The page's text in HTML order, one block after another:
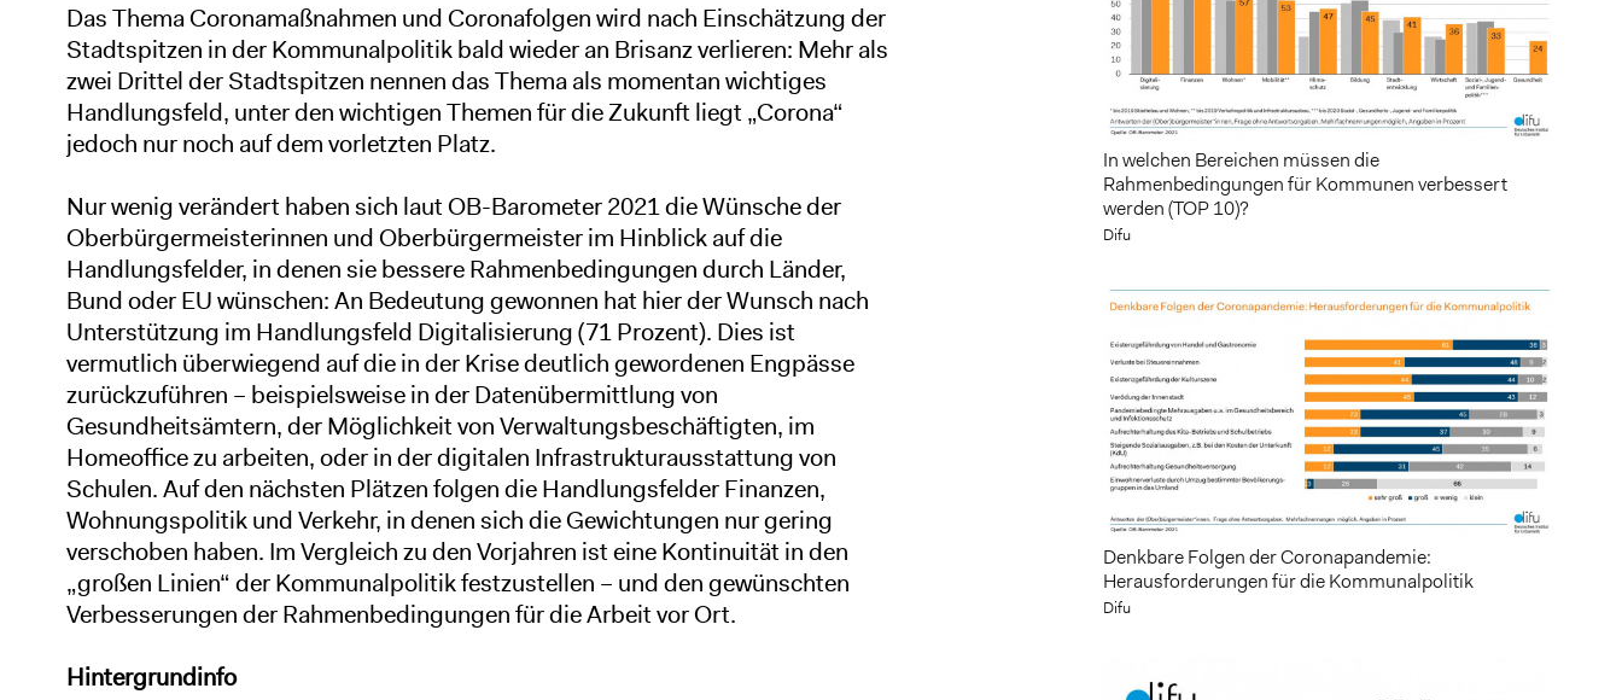
Das Thema Coronamaßnahmen und Coronafolgen wird nach Einschätzung der
Stadtspitzen in der Kommunalpolitik bald wieder an Brisanz verlieren: Mehr als
zwei Drittel der Stadtspitzen nennen das Thema als momentan wichtiges
Handlungsfeld, unter den wichtigen Themen für die Zukunft liegt „Corona“
jedoch nur noch auf dem vorletzten Platz.
Nur wenig verändert haben sich laut OB-Barometer 2021 die Wünsche der
Oberbürgermeisterinnen und Oberbürgermeister im Hinblick auf die
Handlungsfelder, in denen sie bessere Rahmenbedingungen durch Länder,
Bund oder EU wünschen: An Bedeutung gewonnen hat hier der Wunsch nach
Unterstützung im Handlungsfeld Digitalisierung (71 Prozent). Dies ist
vermutlich überwiegend auf die in der Krise deutlich gewordenen Engpässe
zurückzuführen – beispielsweise in der Datenübermittlung von
Gesundheitsämtern, der Möglichkeit von Verwaltungsbeschäftigten, im
Homeoffice zu arbeiten, oder in der digitalen Infrastrukturausstattung von
Schulen. Auf den nächsten Plätzen folgen die Handlungsfelder Finanzen,
Wohnungspolitik und Verkehr, in denen sich die Gewichtungen nur gering
verschoben haben. Im Vergleich zu den Vorjahren ist eine Kontinuität in den
„großen Linien“ der Kommunalpolitik festzustellen – und den gewünschten
Verbesserungen der Rahmenbedingungen für die Arbeit vor Ort.
Hintergrundinfo
In welchen Bereichen müssen die
Rahmenbedingungen für Kommunen verbessert
werden (TOP 10)?
Difu
Denkbare Folgen der Coronapandemie:
Herausforderungen für die Kommunalpolitik
Difu